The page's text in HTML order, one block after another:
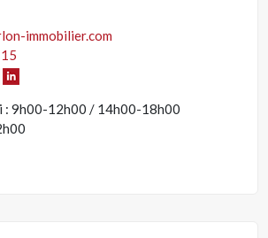
immobilier.com
: 9h00-12h00 / 14h00-18h00